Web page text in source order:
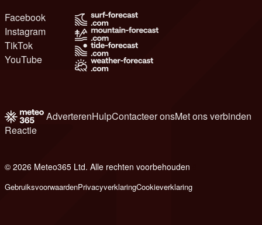
Facebook
Instagram
TikTok
YouTube
AdverterenHulpContacteer onsMet ons verbinden
Reactie
© 2026 Meteo365 Ltd. Alle rechten voorbehouden
GebruiksvoorwaardenPrivacyverklaringCookieverklaring